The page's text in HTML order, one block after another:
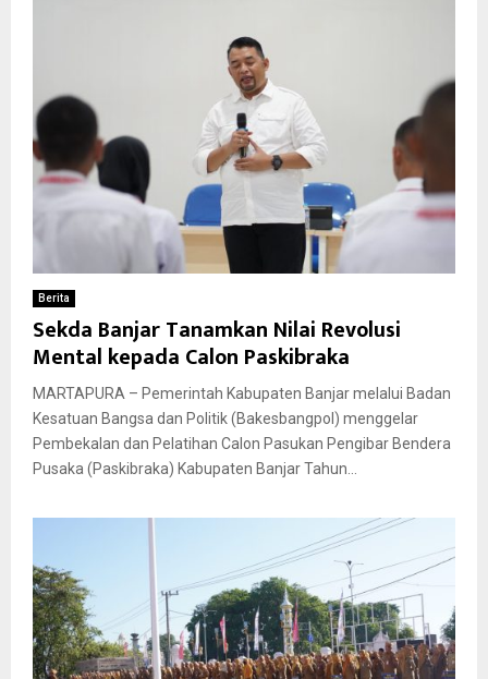
Berita
Sekda Banjar Tanamkan Nilai Revolusi
Mental kepada Calon Paskibraka
MARTAPURA – Pemerintah Kabupaten Banjar melalui Badan
Kesatuan Bangsa dan Politik (Bakesbangpol) menggelar
Pembekalan dan Pelatihan Calon Pasukan Pengibar Bendera
Pusaka (Paskibraka) Kabupaten Banjar Tahun...